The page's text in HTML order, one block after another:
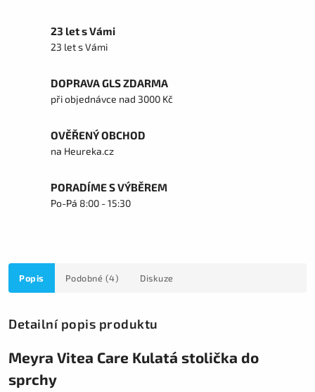
23 let s Vámi
23 let s Vámi
DOPRAVA GLS ZDARMA
při objednávce nad 3000 Kč
OVĚŘENÝ OBCHOD
na Heureka.cz
PORADÍME S VÝBĚREM
Po-Pá 8:00 - 15:30
Popis Podobné (4) Diskuze
Detailní popis produktu
Meyra Vitea Care Kulatá stolička do
sprchy